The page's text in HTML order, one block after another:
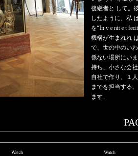
後継者と して。
したように、私
を“In v e nit e t
機構が生まれれ
で、世の中のい
係ない場所にい
持ち、小さな会
自社で作り、１
までを担当する
ます」
Watch Watch